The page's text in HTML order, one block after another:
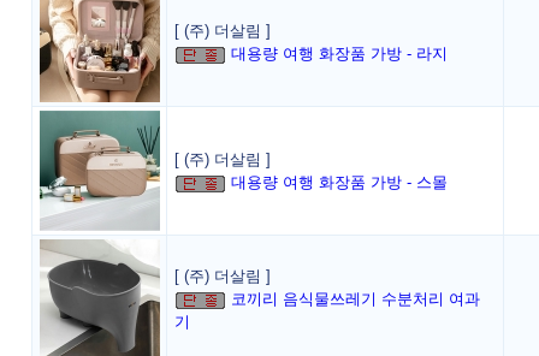
[ (주) 더살림 ]
대용량 여행 화장품 가방 - 라지
[ (주) 더살림 ]
대용량 여행 화장품 가방 - 스몰
[ (주) 더살림 ]
코끼리 음식물쓰레기 수분처리 여과
기